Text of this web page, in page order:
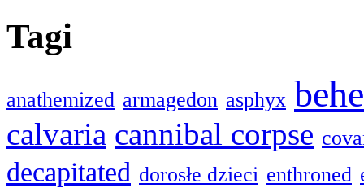
Tagi
anathemized armagedon asphyx
calvaria cannibal corpse
decapitated dorosłe dzieci enthroned